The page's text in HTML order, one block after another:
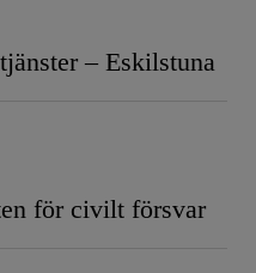
– Eskilstuna
för civilt försvar